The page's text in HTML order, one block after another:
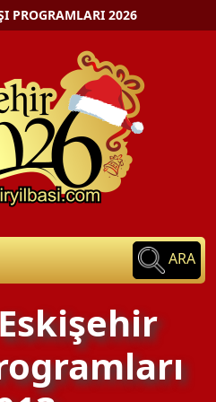
PROGRAMLARI 2026
ARA